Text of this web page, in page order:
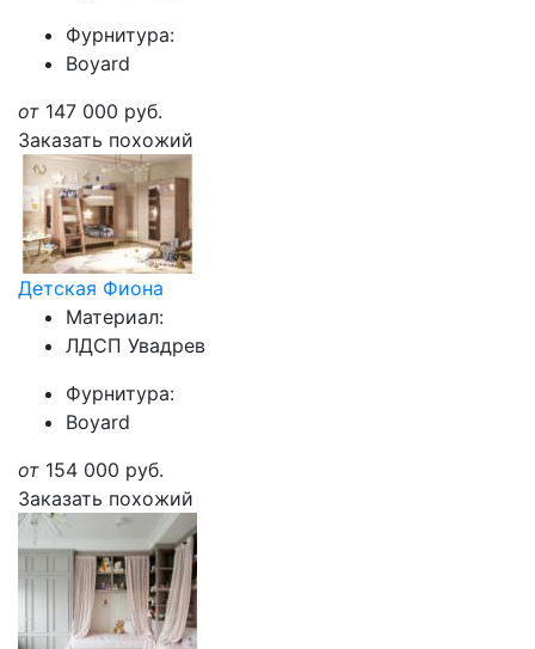
Фурнитура:
Boyard
от 147 000 руб.
Заказать похожий
Детская Фиона
Материал:
ЛДСП Увадрев
Фурнитура:
Boyard
от 154 000 руб.
Заказать похожий